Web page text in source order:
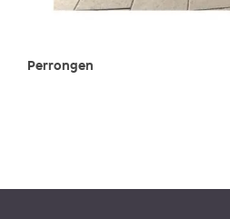
Perrongen